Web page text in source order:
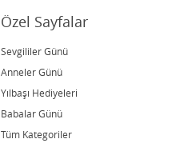
Özel Sayfalar
Sevgililer Günü
Anneler Günü
Yılbaşı Hediyeleri
Babalar Günü
Tüm Kategoriler